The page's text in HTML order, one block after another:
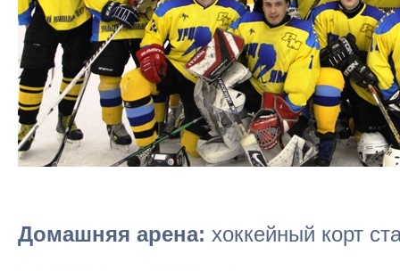
Домашняя арена: хоккейный корт